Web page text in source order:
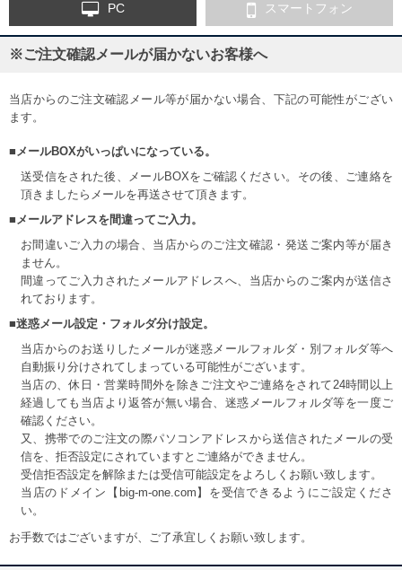
PC スマートフォン
※ご注文確認メールが届かないお客様へ
当店からのご注文確認メール等が届かない場合、下記の可能性がござい
ます。
■メールBOXがいっぱいになっている。
送受信をされた後、メールBOXをご確認ください。その後、ご連絡を
頂きましたらメールを再送させて頂きます。
■メールアドレスを間違ってご入力。
お間違いご入力の場合、当店からのご注文確認・発送ご案内等が届き
ません。
間違ってご入力されたメールアドレスへ、当店からのご案内が送信さ
れております。
■迷惑メール設定・フォルダ分け設定。
当店からのお送りしたメールが迷惑メールフォルダ・別フォルダ等へ
自動振り分けされてしまっている可能性がございます。
当店の、休日・営業時間外を除きご注文やご連絡をされて24時間以上
経過しても当店より返答が無い場合、迷惑メールフォルダ等を一度ご
確認ください。
又、携帯でのご注文の際パソコンアドレスから送信されたメールの受
信を、拒否設定にされていますとご連絡ができません。
受信拒否設定を解除または受信可能設定をよろしくお願い致します。
当店のドメイン【big-m-one.com】を受信できるようにご設定くださ
い。
お手数ではございますが、ご了承宜しくお願い致します。